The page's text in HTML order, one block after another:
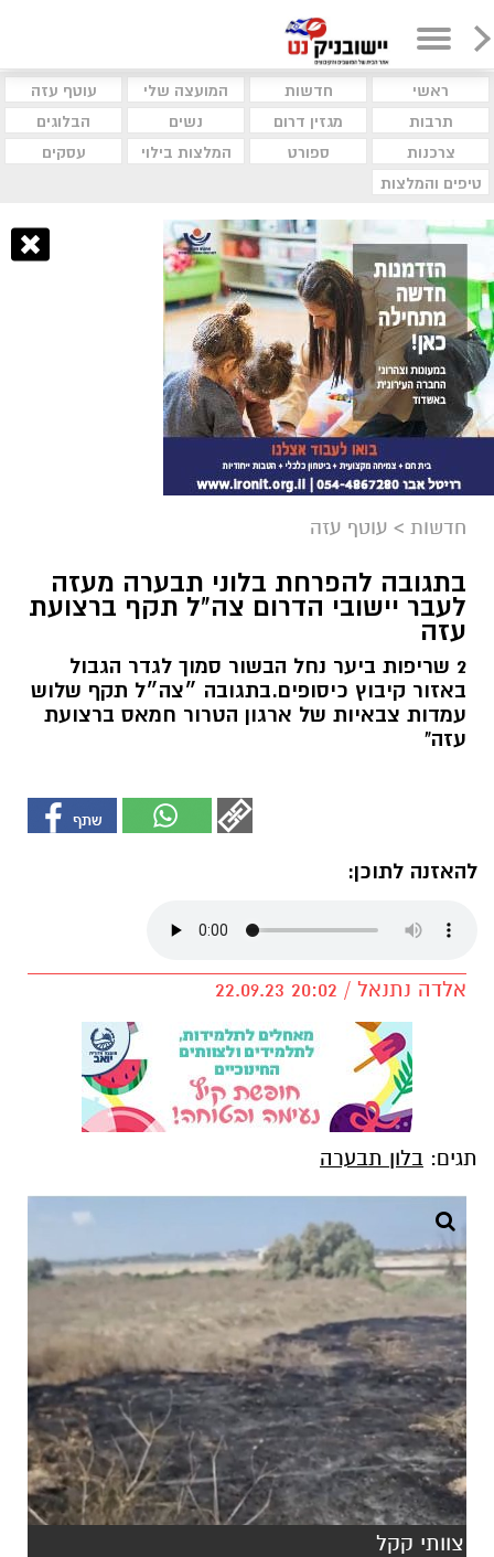
ראשי חדשות המועצה שלי
עוטף עזה
תרבות
מגזין דרום נשים
הבלוגים
צרכנות
ספורט המלצות בילוי
עסקים
טיפים והמלצות
חדשות > עוטף עזה
בתגובה להפרחת בלוני תבערה מעזה
לעבר יישובי הדרום צה"ל תקף ברצועת
עזה
2 שריפות ביער נחל הבשור סמוך לגדר הגבול
באזור קיבוץ כיסופים.בתגובה ״צה״ל תקף שלוש
עמדות צבאיות של ארגון הטרור חמאס ברצועת
עזה"
להאזנה לתוכן:
אלדה נתנאל / 20:02 22.09.23
תגים: בלון תבערה
צוותי קקל